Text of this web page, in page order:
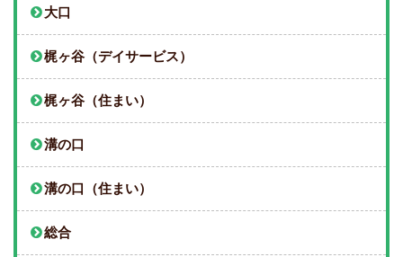
大口
梶ヶ谷（デイサービス）
梶ヶ谷（住まい）
溝の口
溝の口（住まい）
総合